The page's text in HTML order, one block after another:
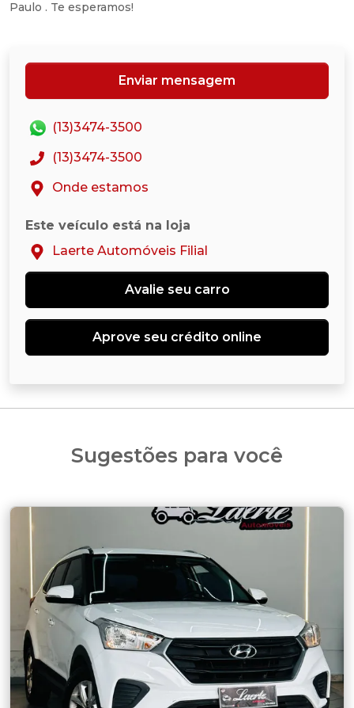
Paulo . Te esperamos!
Enviar mensagem
(13)3474-3500
(13)3474-3500
Onde estamos
Este veículo está na loja
Laerte Automóveis Filial
Avalie seu carro
Aprove seu crédito online
Sugestões para você